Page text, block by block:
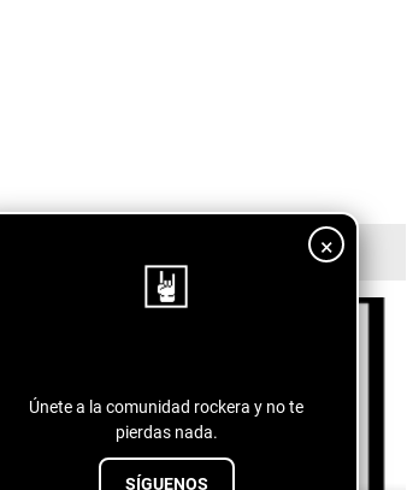
×
Únete a la comunidad rockera y no te
pierdas nada.
SÍGUENOS